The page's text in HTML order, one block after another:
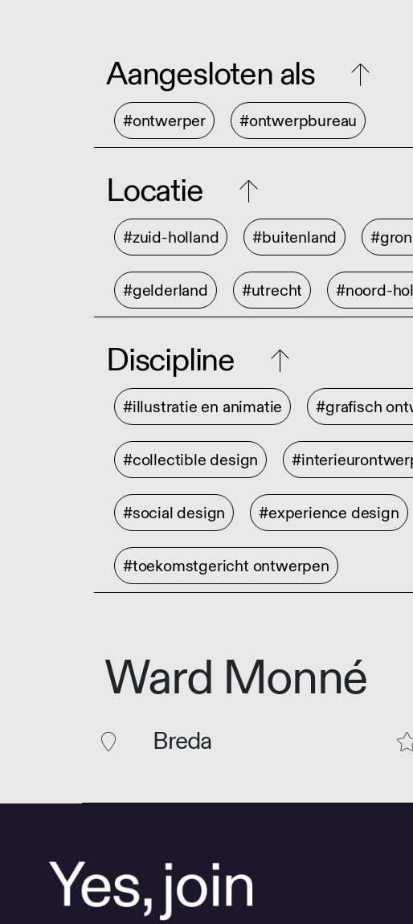
Aangesloten als
#ontwerper #ontwerpbureau
Locatie
#zuid-holland #buitenland
#gelderland #utrecht #noord-
Discipline
#illustratie en animatie #grafisch
#collectible design
#social design #experience design
#toekomstgericht ontwerpen
Ward Monné
Breda